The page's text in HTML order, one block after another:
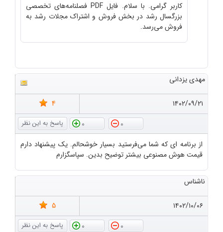
کاربر گرامی. با سلام. فایل PDF فصلنامه‌های تخصصی
بزرگسال رشد در بخش فروش و اشتراک مجلات رشد به
فروش می‌رسد.
مهدی یزدانی
۱۴۰۲/۰۹/۲۱
4
0
0
از برنامه ای که شما می‌فرستید بسیار خوشحالم. یک پیشنهاد دارم
قیمت هوش مصنوعی بیشتر توضیح بدین. سپاسگزارم
ناشناس
۱۴۰۲/۱۰/۰۶
5
0
0